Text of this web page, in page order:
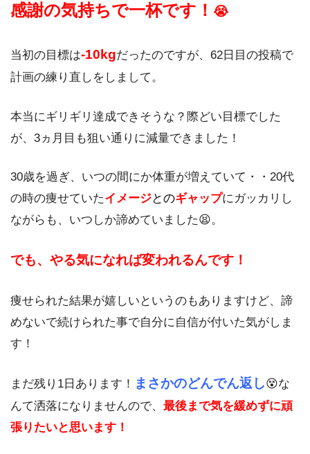
感謝の気持ちで一杯です！ 😭
当初の目標は-10kgだったのですが、62日目の投稿で
計画の練り直しをしまして。
本当にギリギリ達成できそうな？際どい目標でした
が、3ヵ月目も狙い通りに減量できました！
30歳を過ぎ、いつの間にか体重が増えていて・・20代
の時の痩せていたイメージとのギャップにガッカリし
ながらも、いつしか諦めていました😫。
でも、やる気になれば変われるんです！
痩せられた結果が嬉しいというのもありますけど、諦
めないで続けられた事で自分に自信が付いた気がしま
す！
まだ残り1日あります！ まさかのどんでん返し😵な
んて洒落になりませんので、 最後まで気を緩めずに頑
張りたいと思います！